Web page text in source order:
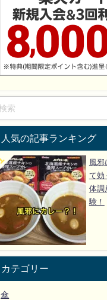
人気の記事ランキング
風邪
て効
体調
験！
カテゴリー
傘